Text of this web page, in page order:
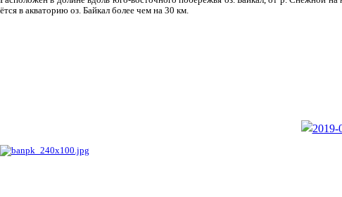
ётся в акваторию оз. Байкал более чем на 30 км.